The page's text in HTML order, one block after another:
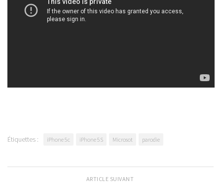
Étiquettes : iPhone 5c iPhone 5S Microsot parodie
ARTICLE SUIVANT